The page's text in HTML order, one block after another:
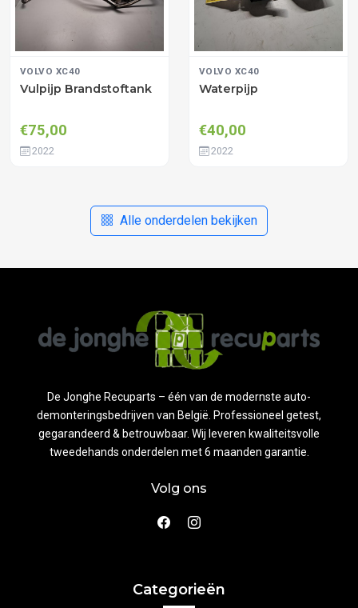
VOLVO XC40
Vulpijp Brandstoftank
€75,00
2022
VOLVO XC40
Waterpijp
€40,00
2022
Alle onderdelen bekijken
De Jonghe Recuparts – één van de modernste auto-
demonteringsbedrijven van België. Professioneel getest,
gegarandeerd & betrouwbaar. Wij leveren kwaliteitsvolle
tweedehands onderdelen met 6 maanden garantie.
Volg ons
Categorieën